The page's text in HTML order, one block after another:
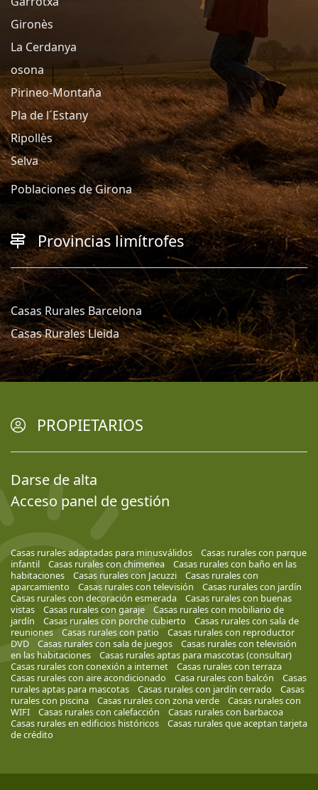
Gironès
La Cerdanya
osona
Pirineo-Montaña
Pla de l´Estany
Ripollès
Selva
Poblaciones de Girona
Provincias limítrofes
Casas Rurales Barcelona
Casas Rurales Lleida
PROPIETARIOS
Darse de alta
Acceso panel de gestión
Casas rurales adaptadas para minusválidos
Casas rurales con parque
infantil
Casas rurales con chimenea
Casas rurales con baño en las
habitaciones
Casas rurales con Jacuzzi
Casas rurales con
aparcamiento
Casas rurales con televisión
Casas rurales con jardín
Casas rurales con decoración esmerada
Casas rurales con buenas
vistas
Casas rurales con garaje
Casas rurales con mobiliario de
jardín
Casas rurales con porche cubierto
Casas rurales con sala de
reuniones
Casas rurales con patio
Casas rurales con reproductor
DVD
Casas rurales con sala de juegos
Casas rurales con televisión
en las habitaciones
Casas rurales aptas para mascotas (consultar)
Casas rurales con conexión a internet
Casas rurales con terraza
Casas rurales con aire acondicionado
Casa rurales con balcón
Casas
rurales aptas para mascotas
Casas rurales con jardín cerrado
Casas
rurales con piscina
Casas rurales con zona verde
Casas rurales con
WIFI
Casas rurales con calefacción
Casas rurales con barbacoa
Casas rurales en edificios históricos
Casas rurales que aceptan tarjeta
de crédito